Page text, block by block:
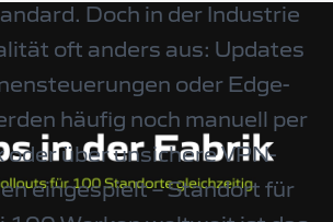
Doch in der Industrie
oft anders aus: Updates
oder Edge-
häufig noch manuell per
oder über unsichere VPN-
eingespielt – Standort für